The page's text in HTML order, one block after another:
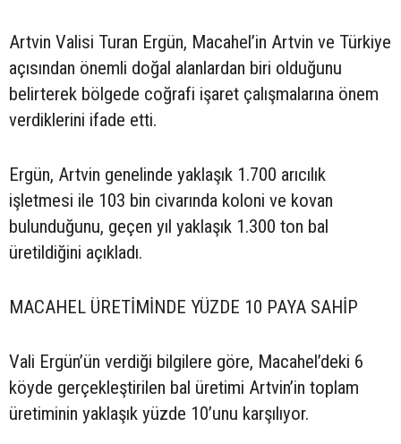
Artvin Valisi Turan Ergün, Macahel’in Artvin ve Türkiye
açısından önemli doğal alanlardan biri olduğunu
belirterek bölgede coğrafi işaret çalışmalarına önem
verdiklerini ifade etti.
Ergün, Artvin genelinde yaklaşık 1.700 arıcılık
işletmesi ile 103 bin civarında koloni ve kovan
bulunduğunu, geçen yıl yaklaşık 1.300 ton bal
üretildiğini açıkladı.
MACAHEL ÜRETİMİNDE YÜZDE 10 PAYA SAHİP
Vali Ergün’ün verdiği bilgilere göre, Macahel’deki 6
köyde gerçekleştirilen bal üretimi Artvin’in toplam
üretiminin yaklaşık yüzde 10’unu karşılıyor.